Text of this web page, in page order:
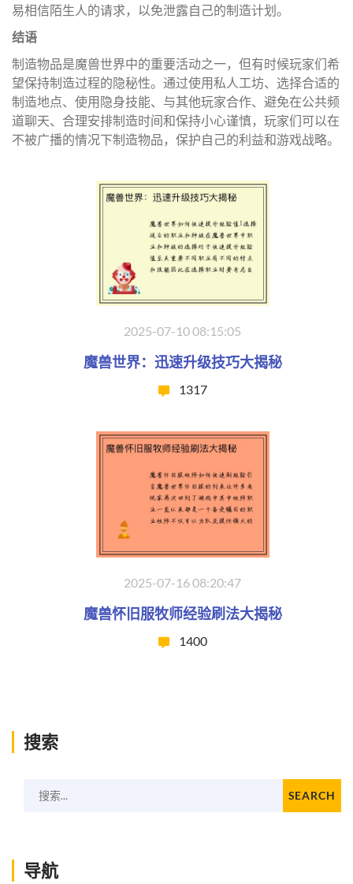
易相信陌生人的请求，以免泄露自己的制造计划。
结语
制造物品是魔兽世界中的重要活动之一，但有时候玩家们希
望保持制造过程的隐秘性。通过使用私人工坊、选择合适的
制造地点、使用隐身技能、与其他玩家合作、避免在公共频
道聊天、合理安排制造时间和保持小心谨慎，玩家们可以在
不被广播的情况下制造物品，保护自己的利益和游戏战略。
2025-07-10 08:15:05
魔兽世界：迅速升级技巧大揭秘
1317
2025-07-16 08:20:47
魔兽怀旧服牧师经验刷法大揭秘
1400
搜索
搜索... SEARCH
导航